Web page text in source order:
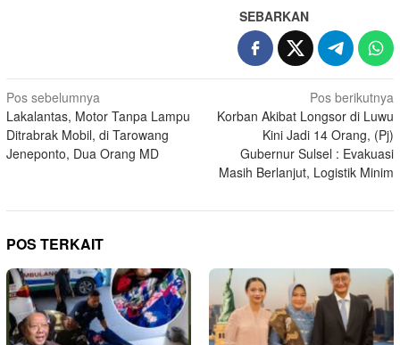
SEBARKAN
Navigasi
pos
Pos sebelumnya
Lakalantas, Motor Tanpa Lampu
Ditrabrak Mobil, di Tarowang
Jeneponto, Dua Orang MD
Pos berikutnya
Korban Akibat Longsor di Luwu
Kini Jadi 14 Orang, (Pj)
Gubernur Sulsel : Evakuasi
Masih Berlanjut, Logistik Minim
POS TERKAIT